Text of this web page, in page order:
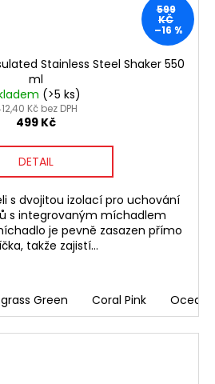
599
KČ
–16 %
Stainless Steel Shaker 550
ml
(>5 ks)
Kč bez DPH
499 Kč
DETAIL
s dvojitou izolací pro uchování
s integrovaným míchadlem
je pevně zasazen přímo
takže zajistí...
Green Coral Pink Ocean